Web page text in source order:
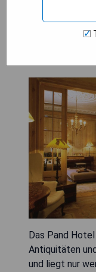
Das Pand
Antiquitäten
und liegt nur